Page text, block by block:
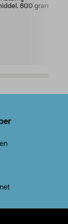
800 gram